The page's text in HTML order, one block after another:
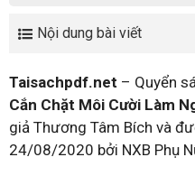
Nội dung bài viết
Taisachpdf.net – Quyển
Cắn Chặt Môi Cười Làm
giả Thương Tâm Bích và
24/08/2020 bởi NXB Phụ